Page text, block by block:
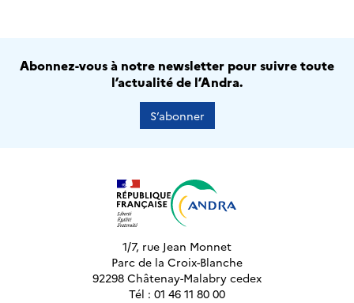
Abonnez-vous à notre newsletter pour suivre toute
l’actualité de l’Andra.
S’abonner
1/7, rue Jean Monnet
Parc de la Croix-Blanche
92298 Châtenay-Malabry cedex
Tél : 01 46 11 80 00